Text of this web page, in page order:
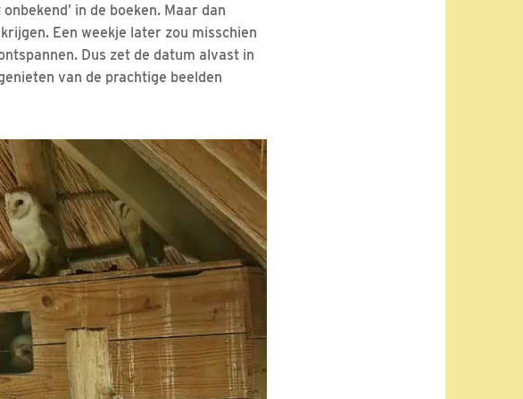
in de boeken. Maar dan
Een weekje later zou misschien
Dus zet de datum alvast in
van de prachtige beelden